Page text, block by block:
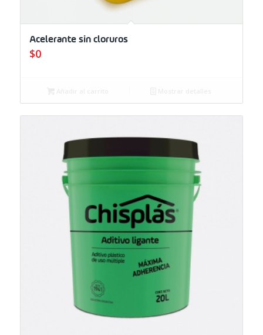
Acelerante sin cloruros
$0